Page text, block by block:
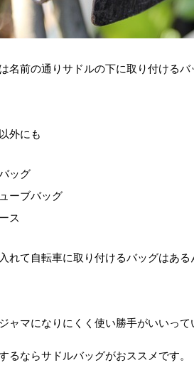
名前の通りサドルの下に取り付けるバ
外にも
ッグ
ーブバッグ
ス
れて自転車に取り付けるバッグはある
ャマになりにくく使い勝手がいいって
るならサドルバッグがおススメです。